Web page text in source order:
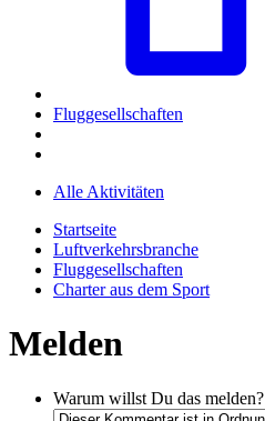
Fluggesellschaften
Alle Aktivitäten
Startseite
Luftverkehrsbranche
Fluggesellschaften
Charter aus dem Sport
Melden
Warum willst Du das melden?